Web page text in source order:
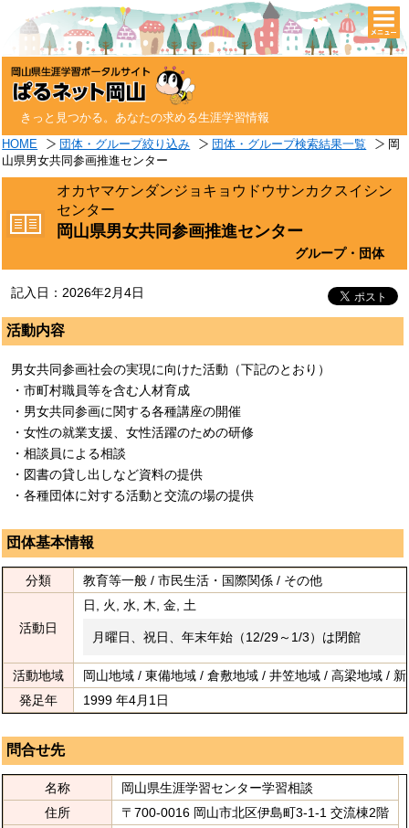
きっと見つかる。あなたの求める生涯学習情報
HOME 団体・グループ絞り込み 団体・グループ検索結果一覧
岡
山県男女共同参画推進センター
オカヤマケンダンジョキョウドウサンカクスイシン
センター
岡山県男女共同参画推進センター
グループ・団体
記入日：2026年2月4日
活動内容
男女共同参画社会の実現に向けた活動（下記のとおり）
・市町村職員等を含む人材育成
・男女共同参画に関する各種講座の開催
・女性の就業支援、女性活躍のための研修
・相談員による相談
・図書の貸し出しなど資料の提供
・各種団体に対する活動と交流の場の提供
団体基本情報
分類 教育等一般 / 市民生活・国際関係 / その他
活動日
日, 火, 水, 木, 金, 土
月曜日、祝日、年末年始（12/29～1/3）は閉館
活動地域
岡山地域 / 東備地域 / 倉敷地域 / 井笠地域 / 高梁地域 /
発足年
1999 年4月1日
問合せ先
名称
岡山県生涯学習センター学習相談
住所
〒700-0016 岡山市北区伊島町3-1-1 交流棟2階